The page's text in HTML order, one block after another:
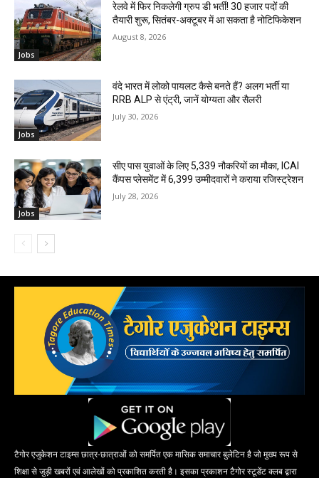
Jobs
रेलवे में फिर निकलेगी ग्रुप डी भर्ती! 30 हजार पदों की
तैयारी शुरू, सितंबर-अक्टूबर में आ सकता है नोटिफिकेशन
August 8, 2026
Jobs
वंदे भारत में लोको पायलट कैसे बनते हैं? अलग भर्ती या
RRB ALP से एंट्री, जानें योग्यता और सैलरी
July 30, 2026
Jobs
सीए पास युवाओं के लिए 5,339 नौकरियों का मौका, ICAI
कैंपस प्लेसमेंट में 6,399 उम्मीदवारों ने कराया रजिस्ट्रेशन
July 28, 2026
टैगोर एजुकेशन टाइम्स छात्र-छात्राओं को समर्पित एक मासिक समाचार बुलेटिन है जो मुख्य रूप से
शिक्षा से जुड़ी खबरों एवं आलेखों को प्रकाशित करती है। इसका प्रकाशन टैगोर स्टूडेंट क्लब द्वारा